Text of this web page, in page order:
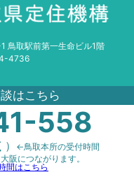
鳥取駅前第一生命ビル1階
4736
はこちら
558
←鳥取本所の受付時間
阪につながります。
間はこちら